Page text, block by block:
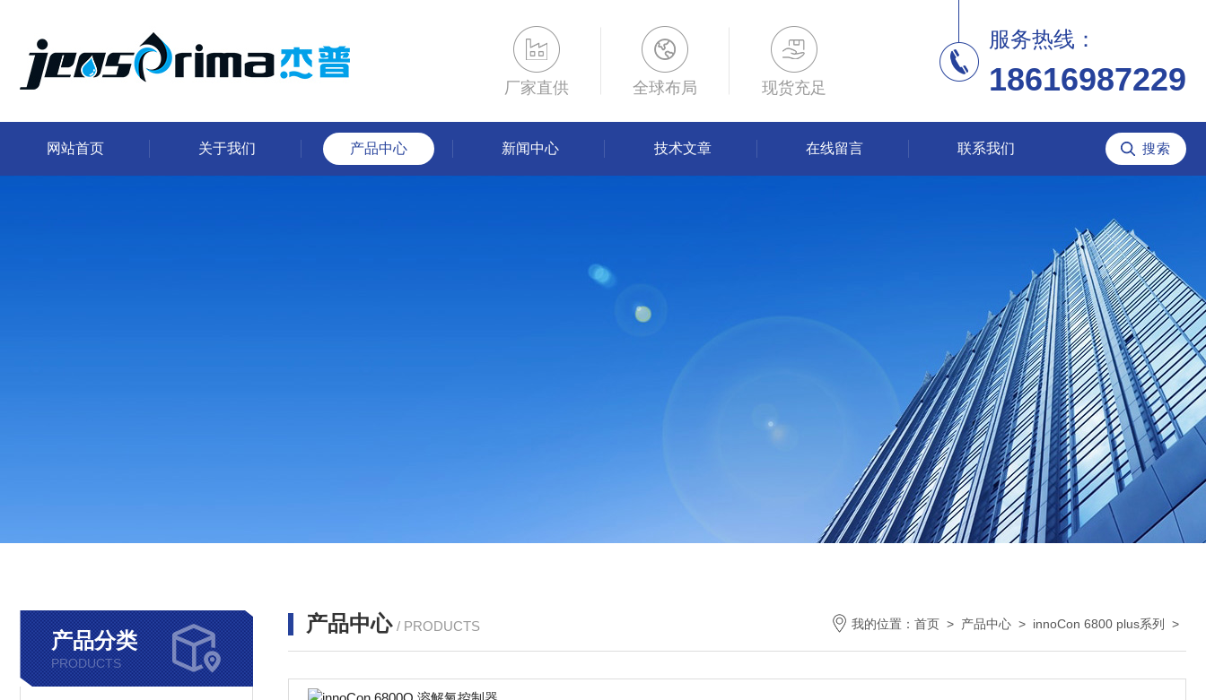
厂家直供 全球布局 现货充足
服务热线：
18616987229
网站首页 关于我们 产品中心 新闻中心 技术文章 在线留言 联系我们
产品分类
PRODUCTS
产品中心 / PRODUCTS 我的位置： 首页 > 产品中心 > innoCon 6800 plus系列 >